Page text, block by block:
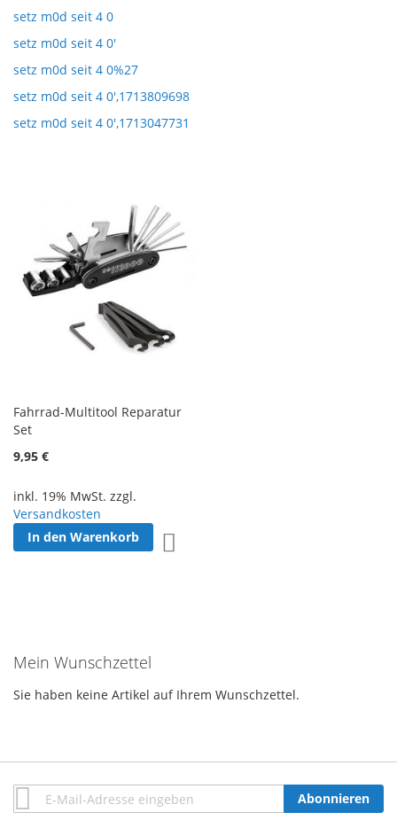
setz m0d seit 4 0
setz m0d seit 4 0'
setz m0d seit 4 0%27
setz m0d seit 4 0',1713809698
setz m0d seit 4 0',1713047731
Fahrrad-Multitool Reparatur
Set
9,95 €
inkl. 19% MwSt. zzgl.
Versandkosten
In den Warenkorb
Mein Wunschzettel
Sie haben keine Artikel auf Ihrem Wunschzettel.
Anmeldung
zum
Abonnieren